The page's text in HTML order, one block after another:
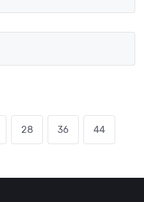
28 36 44